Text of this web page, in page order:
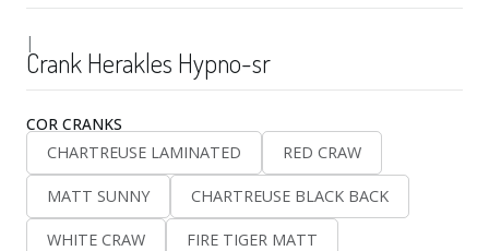
|
Crank Herakles Hypno-sr
COR CRANKS
CHARTREUSE LAMINATED
RED CRAW
MATT SUNNY CHARTREUSE BLACK BACK
WHITE CRAW FIRE TIGER MATT